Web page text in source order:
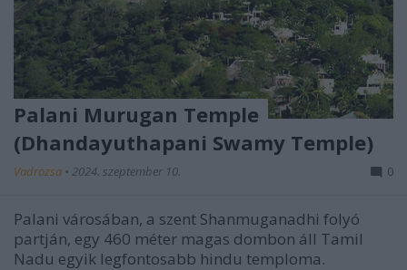
Palani Murugan Temple
(Dhandayuthapani Swamy Temple)
Vadrozsa • 2024. szeptember 10. 0
Palani városában, a szent Shanmuganadhi folyó
partján, egy 460 méter magas dombon áll Tamil
Nadu egyik legfontosabb hindu temploma.